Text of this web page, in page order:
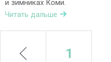
и зимниках Коми.
Читать дальше
prev 1